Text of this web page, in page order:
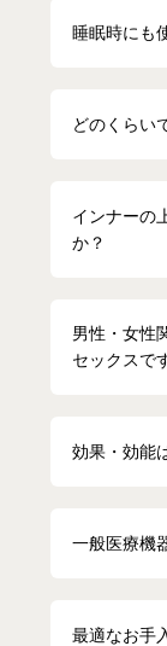
睡眠時にも
どのくらい
インナーの
か？
男性・女性
セックスで
効果・効能
一般医療機
最適なお手